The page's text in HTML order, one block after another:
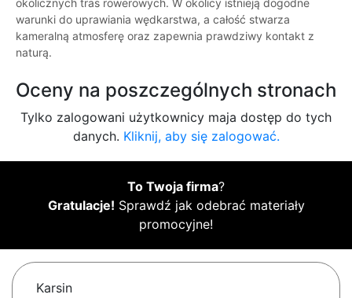
okolicznych tras rowerowych. W okolicy istnieją dogodne
warunki do uprawiania wędkarstwa, a całość stwarza
kameralną atmosferę oraz zapewnia prawdziwy kontakt z
naturą.
Oceny na poszczególnych stronach
Tylko zalogowani użytkownicy maja dostęp do tych
danych. Kliknij, aby się zalogować.
To Twoja firma?
Gratulacje! Sprawdź jak odebrać materiały
promocyjne!
Karsin